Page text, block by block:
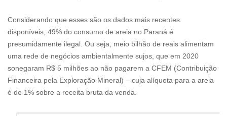
Considerando que esses são os dados mais recentes
disponíveis, 49% do consumo de areia no Paraná é
presumidamente ilegal. Ou seja, meio bilhão de reais alimentam
uma rede de negócios ambientalmente sujos, que em 2020
sonegaram R$ 5 milhões ao não pagarem a CFEM (Contribuição
Financeira pela Exploração Mineral) – cuja alíquota para a areia
é de 1% sobre a receita bruta da venda.